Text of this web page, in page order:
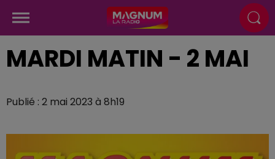
MARDI MATIN - 2 MAI
Publié : 2 mai 2023 à 8h19